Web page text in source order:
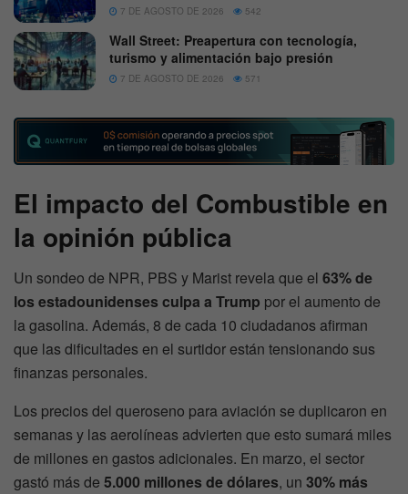
7 DE AGOSTO DE 2026 542
Wall Street: Preapertura con tecnología,
turismo y alimentación bajo presión
7 DE AGOSTO DE 2026 571
El impacto del Combustible en
la opinión pública
Un sondeo de NPR, PBS y Marist revela que el 63% de
los estadounidenses culpa a Trump por el aumento de
la gasolina. Además, 8 de cada 10 ciudadanos afirman
que las dificultades en el surtidor están tensionando sus
finanzas personales.
Los precios del queroseno para aviación se duplicaron en
semanas y las aerolíneas advierten que esto sumará miles
de millones en gastos adicionales. En marzo, el sector
gastó más de 5.000 millones de dólares, un 30% más